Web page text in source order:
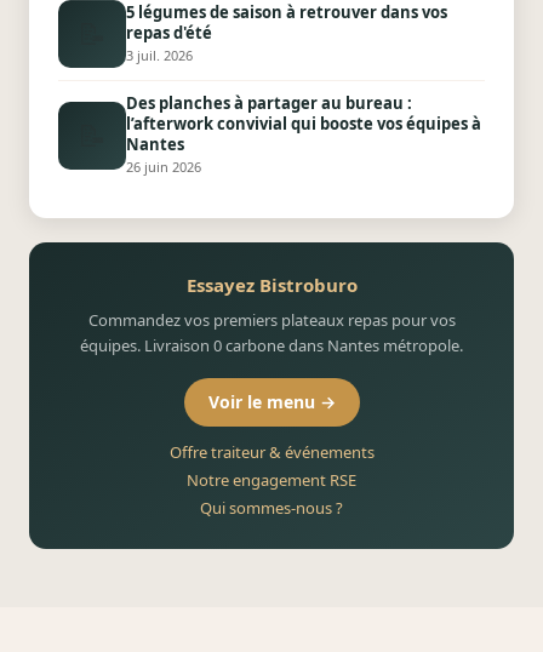
5 légumes de saison à retrouver dans vos
repas d'été
3 juil. 2026
Des planches à partager au bureau :
l’afterwork convivial qui booste vos équipes à
Nantes
26 juin 2026
Essayez Bistroburo
Commandez vos premiers plateaux repas pour vos
équipes. Livraison 0 carbone dans Nantes métropole.
Voir le menu →
Offre traiteur & événements
Notre engagement RSE
Qui sommes-nous ?